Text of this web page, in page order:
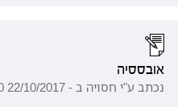
אובססיה
נכתב ע"י חסויה ב - 22/10/2017 09:57:00